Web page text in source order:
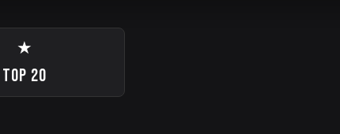
★
TOP 20